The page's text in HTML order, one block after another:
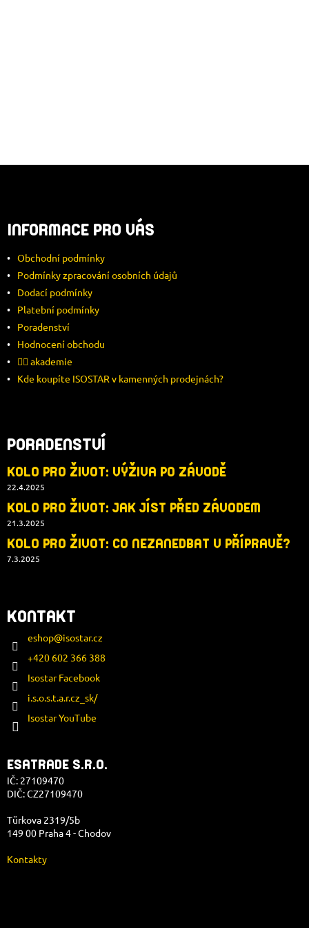
P
A
T
INFORMACE PRO VÁS
Obchodní podmínky
Podmínky zpracování osobních údajů
Dodací podmínky
Platební podmínky
Poradenství
Hodnocení obchodu
🚴‍♂️ akademie
Kde koupíte ISOSTAR v kamenných prodejnách?
PORADENSTVÍ
KOLO PRO ŽIVOT: VÝŽIVA PO ZÁVODĚ
22.4.2025
KOLO PRO ŽIVOT: JAK JÍST PŘED ZÁVODEM
21.3.2025
KOLO PRO ŽIVOT: CO NEZANEDBAT V PŘÍPRAVĚ?
7.3.2025
KONTAKT
eshop@isostar.cz
+420 602 366 388
Isostar Facebook
i.s.o.s.t.a.r.cz_sk/
Isostar YouTube
ESATRADE S.R.O.
IČ: 27109470
DIČ: CZ27109470
Türkova 2319/5b
149 00 Praha 4 - Chodov
Kontakty